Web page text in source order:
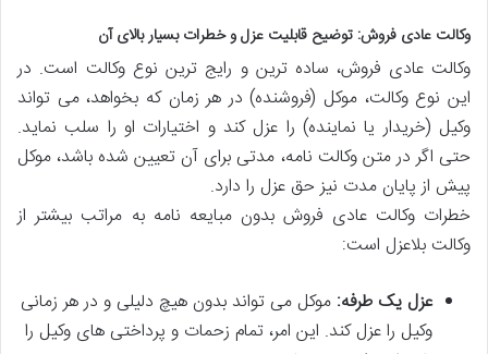
وکالت عادی فروش: توضیح قابلیت عزل و خطرات بسیار بالای آن
وکالت عادی فروش، ساده ترین و رایج ترین نوع وکالت است. در
این نوع وکالت، موکل (فروشنده) در هر زمان که بخواهد، می تواند
وکیل (خریدار یا نماینده) را عزل کند و اختیارات او را سلب نماید.
حتی اگر در متن وکالت نامه، مدتی برای آن تعیین شده باشد، موکل
پیش از پایان مدت نیز حق عزل را دارد.
خطرات وکالت عادی فروش بدون مبایعه نامه به مراتب بیشتر از
وکالت بلاعزل است:
عزل یک طرفه: موکل می تواند بدون هیچ دلیلی و در هر زمانی
وکیل را عزل کند. این امر، تمام زحمات و پرداختی های وکیل را